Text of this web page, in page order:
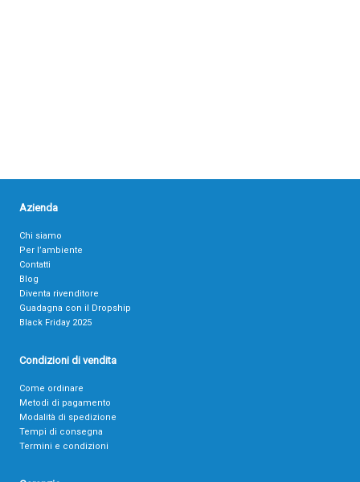
Azienda
Chi siamo
Per l’ambiente
Contatti
Blog
Diventa rivenditore
Guadagna con il Dropship
Black Friday 2025
Condizioni di vendita
Come ordinare
Metodi di pagamento
Modalità di spedizione
Tempi di consegna
Termini e condizioni